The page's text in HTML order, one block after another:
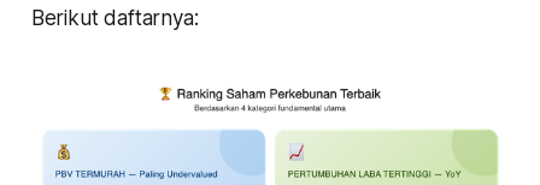
Berikut daftarnya: